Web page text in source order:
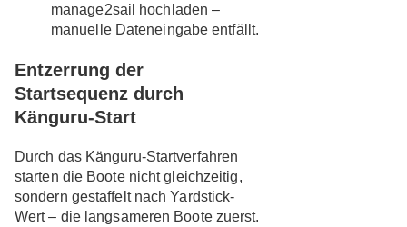
manage2sail hochladen –
manuelle Dateneingabe entfällt.
Entzerrung der
Startsequenz durch
Känguru-Start
Durch das Känguru-Startverfahren
starten die Boote nicht gleichzeitig,
sondern gestaffelt nach Yardstick-
Wert – die langsameren Boote zuerst.